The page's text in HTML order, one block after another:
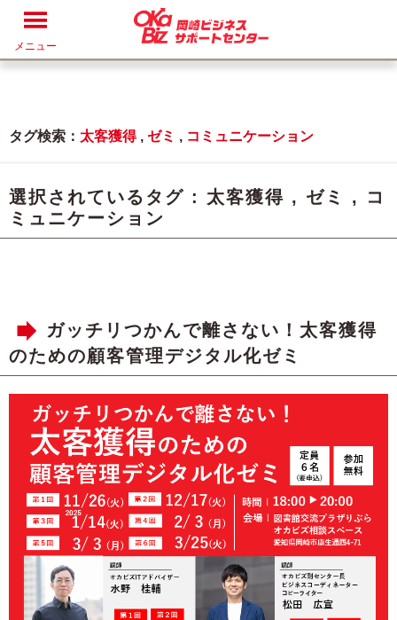
メニュー
タグ検索： 太客獲得, ゼミ , コミュニケーション
選択されているタグ : 太客獲得 , ゼミ ,
コ
ミュニケーション
ガッチリつかんで離さない！太客獲得
のための顧客管理デジタル化ゼミ